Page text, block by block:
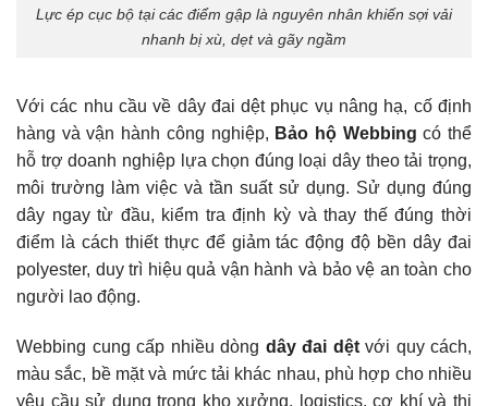
Lực ép cục bộ tại các điểm gập là nguyên nhân khiến sợi vải
nhanh bị xù, dẹt và gãy ngầm
Với các nhu cầu về dây đai dệt phục vụ nâng hạ, cố định
hàng và vận hành công nghiệp, Bảo hộ Webbing có thể
hỗ trợ doanh nghiệp lựa chọn đúng loại dây theo tải trọng,
môi trường làm việc và tần suất sử dụng. Sử dụng đúng
dây ngay từ đầu, kiểm tra định kỳ và thay thế đúng thời
điểm là cách thiết thực để giảm tác động độ bền dây đai
polyester, duy trì hiệu quả vận hành và bảo vệ an toàn cho
người lao động.
Webbing cung cấp nhiều dòng dây đai dệtvới quy cách,
màu sắc, bề mặt và mức tải khác nhau, phù hợp cho nhiều
yêu cầu sử dụng trong kho xưởng, logistics, cơ khí và thi